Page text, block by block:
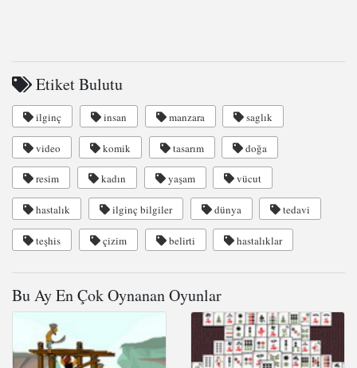
Etiket Bulutu
ilginç insan manzara saglık
video komik tasarım doğa
resim kadın yaşam vücut
hastalık ilginç bilgiler dünya tedavi
teşhis çizim belirti hastalıklar
Bu Ay En Çok Oynanan Oyunlar